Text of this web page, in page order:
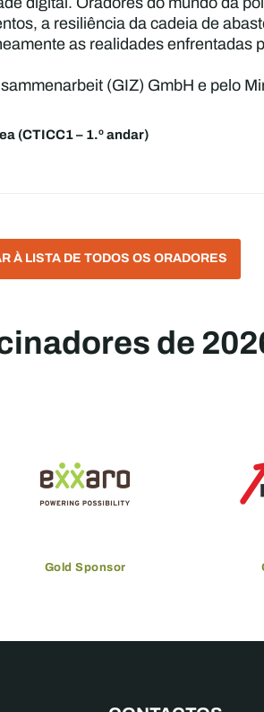
a resiliência da cadeia de
as realidades enfrentadas
(GIZ) GmbH e pelo
(CTICC1 – 1.º andar)
À LISTA DE TODOS OS ORADORES
de
Gold Sponsor